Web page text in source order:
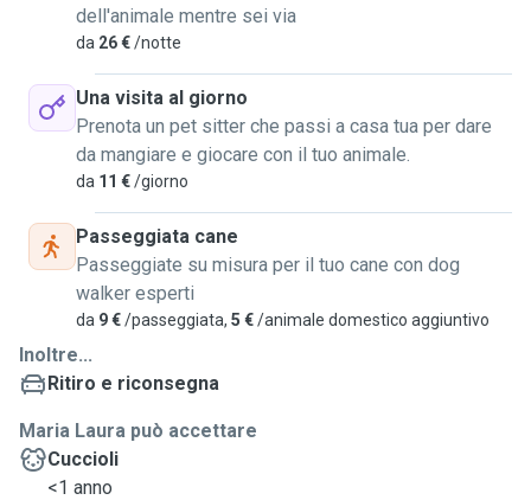
dell'animale mentre sei via
da 26 €/notte
Una visita al giorno
Prenota un pet sitter che passi a casa tua per dare
da mangiare e giocare con il tuo animale.
da 11 €/giorno
Passeggiata cane
Passeggiate su misura per il tuo cane con dog
walker esperti
da 9 €/passeggiata, 5 €/animale domestico aggiuntivo
Inoltre...
Ritiro e riconsegna
Maria Laura può accettare
Cuccioli
<1 anno